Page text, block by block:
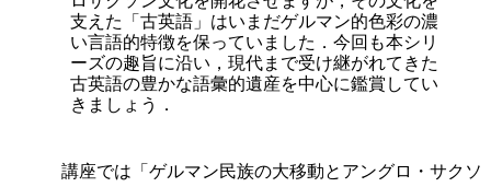
支えた「古英語」はいまだゲルマン的色彩の濃
い言語的特徴を保っていました．今回も本シリ
ーズの趣旨に沿い，現代まで受け継がれてきた
古英語の豊かな語彙的遺産を中心に鑑賞してい
きましょう．
講座では「ゲルマン民族の大移動とアングロ・サクソ